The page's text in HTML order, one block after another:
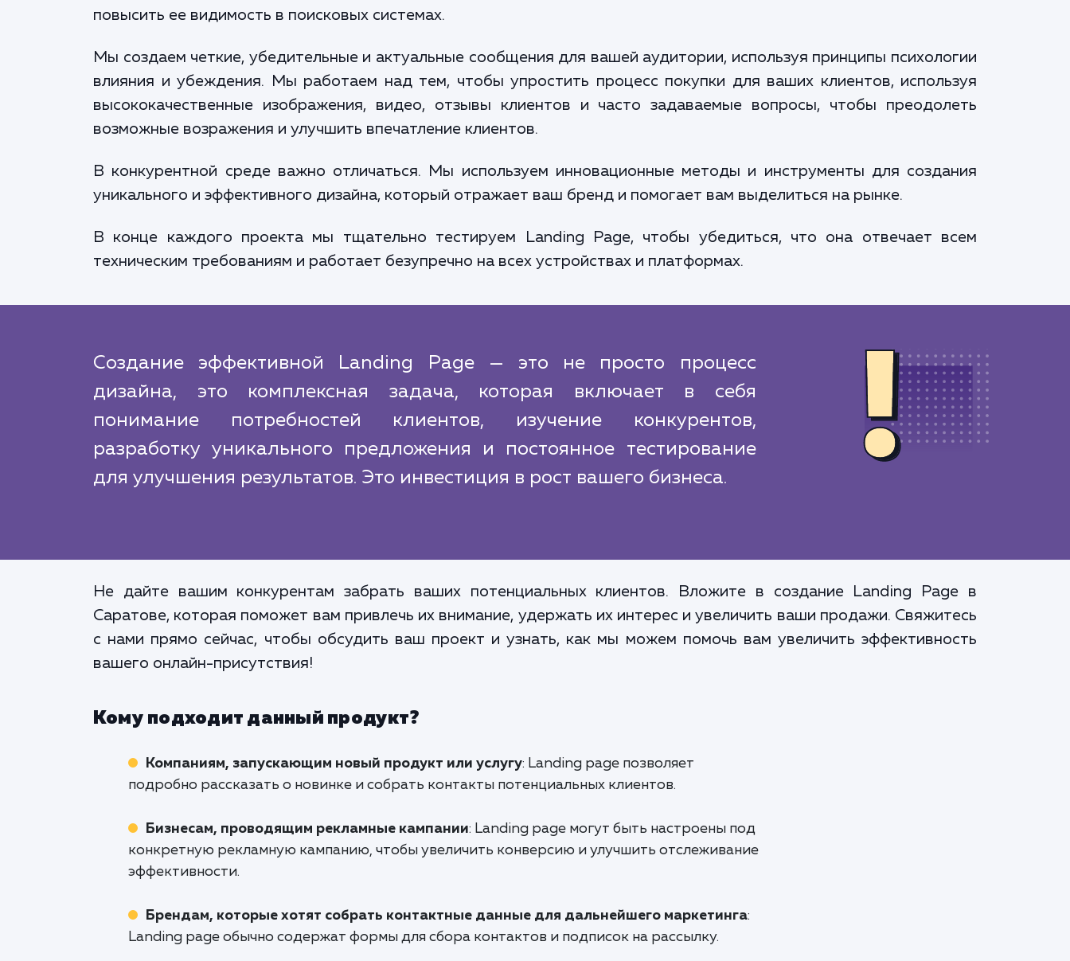
повысить ее видимость в поисковых системах.
Мы создаем четкие, убедительные и актуальные сообщения для вашей аудитории, используя принципы психологии
влияния и убеждения. Мы работаем над тем, чтобы упростить процесс покупки для ваших клиентов, используя
высококачественные изображения, видео, отзывы клиентов и часто задаваемые вопросы, чтобы преодолеть
возможные возражения и улучшить впечатление клиентов.
В конкурентной среде важно отличаться. Мы используем инновационные методы и инструменты для создания
уникального и эффективного дизайна, который отражает ваш бренд и помогает вам выделиться на рынке.
В конце каждого проекта мы тщательно тестируем Landing Page, чтобы убедиться, что она отвечает всем
техническим требованиям и работает безупречно на всех устройствах и платформах.
Создание эффективной Landing Page — это не просто процесс
дизайна, это комплексная задача, которая включает в себя
понимание потребностей клиентов, изучение конкурентов,
разработку уникального предложения и постоянное тестирование
для улучшения результатов. Это инвестиция в рост вашего бизнеса.
Не дайте вашим конкурентам забрать ваших потенциальных клиентов. Вложите в создание Landing Page в
Саратове, которая поможет вам привлечь их внимание, удержать их интерес и увеличить ваши продажи. Свяжитесь
с нами прямо сейчас, чтобы обсудить ваш проект и узнать, как мы можем помочь вам увеличить эффективность
вашего онлайн-присутствия!
Кому подходит данный продукт?
Компаниям, запускающим новый продукт или услугу: Landing page позволяет
подробно рассказать о новинке и собрать контакты потенциальных клиентов.
Бизнесам, проводящим рекламные кампании: Landing page могут быть настроены под
конкретную рекламную кампанию, чтобы увеличить конверсию и улучшить отслеживание
эффективности.
Брендам, которые хотят собрать контактные данные для дальнейшего маркетинга:
Landing page обычно содержат формы для сбора контактов и подписок на рассылку.